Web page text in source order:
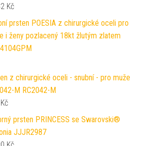
Kč
prsten POESIA z chirurgické oceli pro
i ženy pozlacený 18kt žlutým zlatem
z chirurgické oceli - snubní - pro muže
M RC2042-M
Kč
prsten PRINCESS se Swarovski®
JJJR2987